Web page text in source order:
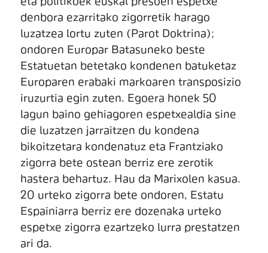
denbora ezarritako zigorretik harago
luzatzea lortu zuten (Parot Doktrina);
ondoren Europar Batasuneko beste
Estatuetan betetako kondenen batuketaz
Europaren erabaki markoaren transposizio
iruzurtia egin zuten. Egoera honek 50
lagun baino gehiagoren espetxealdia sine
die luzatzen jarraitzen du kondena
bikoitzetara kondenatuz eta Frantziako
zigorra bete ostean berriz ere zerotik
hastera behartuz. Hau da Marixolen kasua.
20 urteko zigorra bete ondoren, Estatu
Espainiarra berriz ere dozenaka urteko
espetxe zigorra ezartzeko lurra prestatzen
ari da.